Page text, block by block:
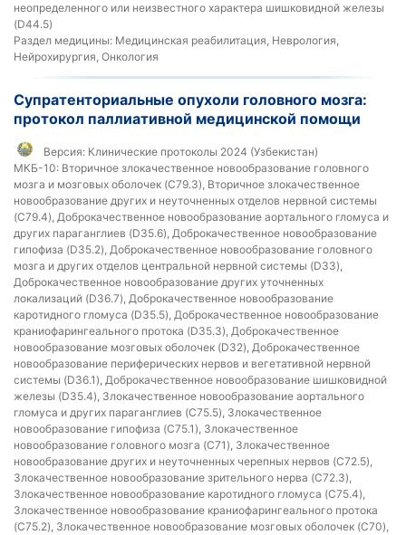
неопределенного или неизвестного характера шишковидной железы
(D44.5)
Раздел медицины: Медицинская реабилитация, Неврология,
Нейрохирургия, Онкология
Супратенториальные опухоли головного мозга:
протокол паллиативной медицинской помощи
Версия: Клинические протоколы 2024 (Узбекистан)
МКБ-10: Вторичное злокачественное новообразование головного
мозга и мозговых оболочек (C79.3), Вторичное злокачественное
новообразование других и неуточненных отделов нервной системы
(C79.4), Доброкачественное новообразование аортального гломуса и
других параганглиев (D35.6), Доброкачественное новообразование
гипофиза (D35.2), Доброкачественное новообразование головного
мозга и других отделов центральной нервной системы (D33),
Доброкачественное новообразование других уточненных
локализаций (D36.7), Доброкачественное новообразование
каротидного гломуса (D35.5), Доброкачественное новообразование
краниофарингеального протока (D35.3), Доброкачественное
новообразование мозговых оболочек (D32), Доброкачественное
новообразование периферических нервов и вегетативной нервной
системы (D36.1), Доброкачественное новообразование шишковидной
железы (D35.4), Злокачественное новообразование аортального
гломуса и других параганглиев (C75.5), Злокачественное
новообразование гипофиза (C75.1), Злокачественное
новообразование головного мозга (C71), Злокачественное
новообразование других и неуточненных черепных нервов (C72.5),
Злокачественное новообразование зрительного нерва (C72.3),
Злокачественное новообразование каротидного гломуса (C75.4),
Злокачественное новообразование краниофарингеального протока
(C75.2), Злокачественное новообразование мозговых оболочек (C70),